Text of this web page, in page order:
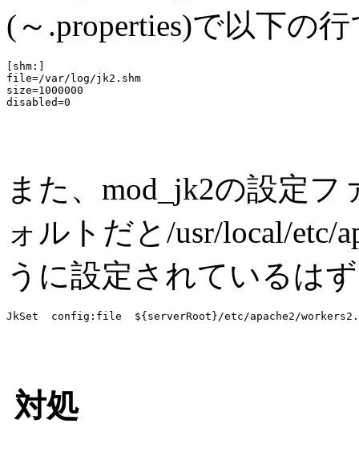
(～.properties)で以下の
[shm:]
file=/var/log/jk2.shm
size=1000000
また、mod_jk2の設定フ
ォルトだと/usr/local/etc/
うに設定されているは
対処